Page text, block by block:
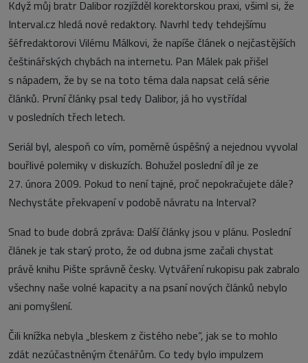
Když můj bratr Dalibor rozjížděl korektorskou praxi, všiml si, že
Interval.cz hledá nové redaktory. Navrhl tedy tehdejšímu
šéfredaktorovi Vilému Málkovi, že napíše článek o nejčastějších
češtinářských chybách na internetu. Pan Málek pak přišel
s nápadem, že by se na toto téma dala napsat celá série
článků. První články psal tedy Dalibor, já ho vystřídal
v posledních třech letech.
Seriál byl, alespoň co vím, poměrně úspěšný a nejednou vyvolal
bouřlivé polemiky v diskuzích. Bohužel poslední díl je ze
27. února 2009. Pokud to není tajné, proč nepokračujete dále?
Nechystáte překvapení v podobě návratu na Interval?
Snad to bude dobrá zpráva: Další články jsou v plánu. Poslední
článek je tak starý proto, že od dubna jsme začali chystat
právě knihu Pište správně česky. Vytváření rukopisu pak zabralo
všechny naše volné kapacity a na psaní nových článků nebylo
ani pomyšlení.
Čili knížka nebyla „bleskem z čistého nebe“, jak se to mohlo
zdát nezúčastněným čtenářům. Co tedy bylo impulzem